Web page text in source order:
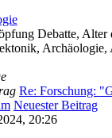
Debatte, Alter
Re: Forschung:
Neuester Beitrag
20:26